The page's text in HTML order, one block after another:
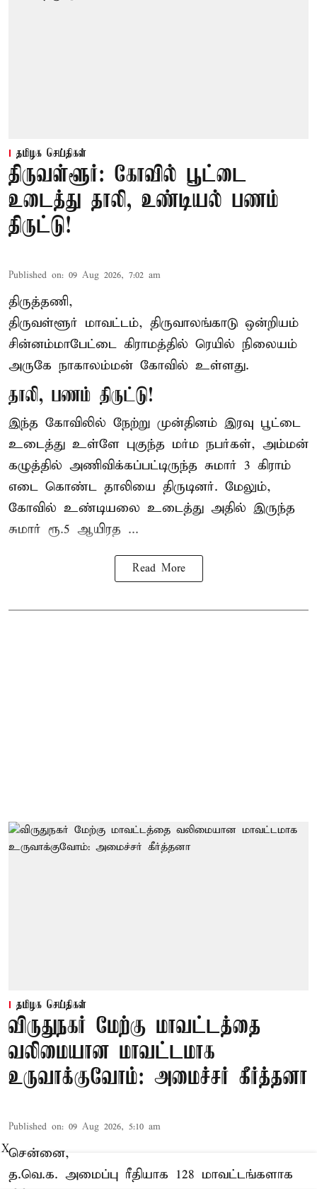
தமிழக செய்திகள்
திருவள்ளூர்: கோவில் பூட்டை
உடைத்து தாலி, உண்டியல் பணம்
திருட்டு!
Published on: 09 Aug 2026, 7:02 am
திருத்தணி,
திருவள்ளூர் மாவட்டம், திருவாலங்காடு ஒன்றியம்
சின்னம்மாபேட்டை கிராமத்தில் ரெயில் நிலையம்
அருகே நாகாலம்மன் கோவில் உள்ளது.
தாலி, பணம் திருட்டு!
இந்த கோவிலில் நேற்று முன்தினம் இரவு பூட்டை
உடைத்து உள்ளே புகுந்த மர்ம நபர்கள், அம்மன்
கழுத்தில் அணிவிக்கப்பட்டிருந்த சுமார் 3 கிராம்
எடை கொண்ட தாலியை திருடினர். மேலும்,
கோவில் உண்டியலை உடைத்து அதில் இருந்த
சுமார் ரூ.5 ஆயிரத ...
Read More
தமிழக செய்திகள்
விருதுநகர் மேற்கு மாவட்டத்தை
வலிமையான மாவட்டமாக
உருவாக்குவோம்: அமைச்சர் கீர்த்தனா
Published on: 09 Aug 2026, 5:10 am
சென்னை,
த.வெ.க. அமைப்பு ரீதியாக 128 மாவட்டங்களாக
X